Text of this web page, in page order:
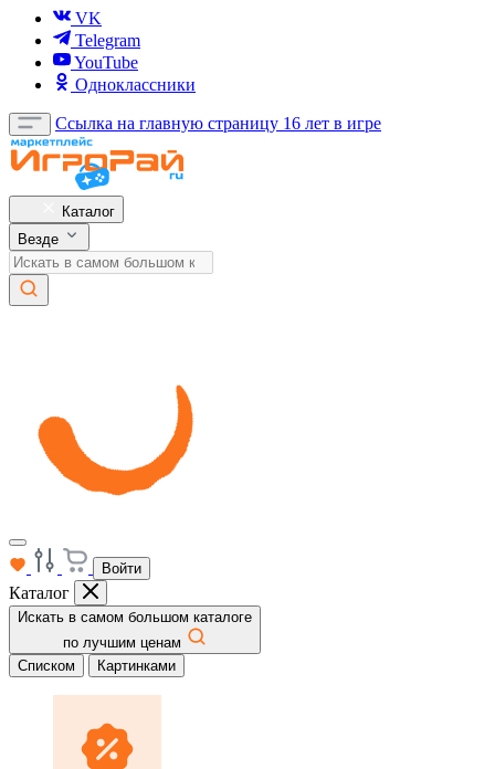
VK
Telegram
YouTube
Одноклассники
Ссылка на главную страницу 16 лет в игре
Каталог
Везде
Войти
Каталог
Искать в самом большом каталоге
по лучшим ценам
Списком
Картинками